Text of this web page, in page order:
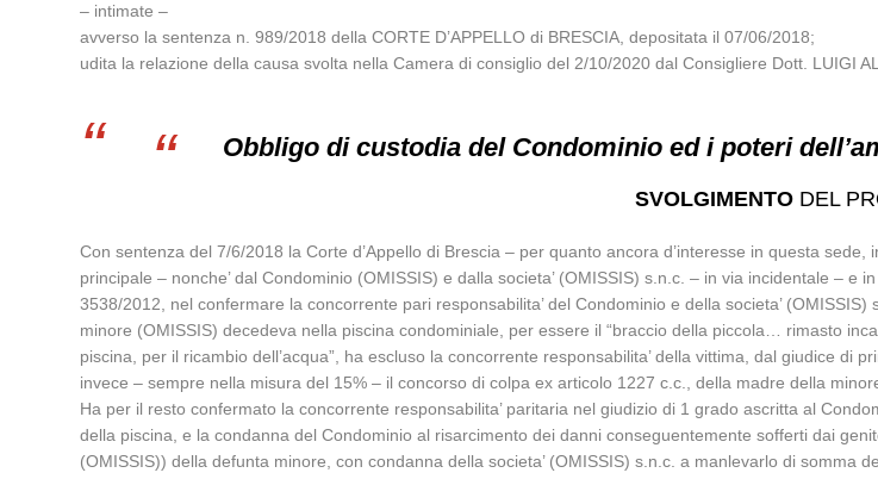
– intimate –
avverso la sentenza n. 989/2018 della CORTE D’APPELLO di BRESCIA, depositata il 07/06/2018;
udita la relazione della causa svolta nella Camera di consiglio del 2/10/2020 dal Consigliere Dott. LUIGI
Obbligo di custodia del Condominio ed i poteri
SVOLGIMENTODEL
Con sentenza del 7/6/2018 la Corte d’Appello di Brescia – per quanto ancora d’interesse in questa
principale – nonche’ dal Condominio (OMISSIS) e dalla societa’ (OMISSIS) s.n.c. – in via incidentale –
3538/2012, nel confermare la concorrente pari responsabilita’ del Condominio e della societa’
minore (OMISSIS) decedeva nella piscina condominiale, per essere il “braccio della piccola… rimasto
piscina, per il ricambio dell’acqua”, ha escluso la concorrente responsabilita’ della vittima, dal giudice
invece – sempre nella misura del 15% – il concorso di colpa ex articolo 1227 c.c., della madre della
Ha per il resto confermato la concorrente responsabilita’ paritaria nel giudizio di 1 grado ascritta al
della piscina, e la condanna del Condominio al risarcimento dei danni conseguentemente sofferti dai
(OMISSIS)) della defunta minore, con condanna della societa’ (OMISSIS) s.n.c. a manlevarlo di somma